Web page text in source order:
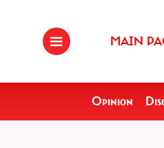
MAIN
Opinion